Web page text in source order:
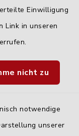
Einwilligung
Link in unseren
nicht zu
notwendige
unserer